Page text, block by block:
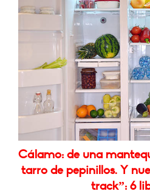
Cálamo: de una
tarro de pepinillos. Y
track”: 6